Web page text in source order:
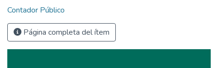
Contador Público
Página completa del ítem